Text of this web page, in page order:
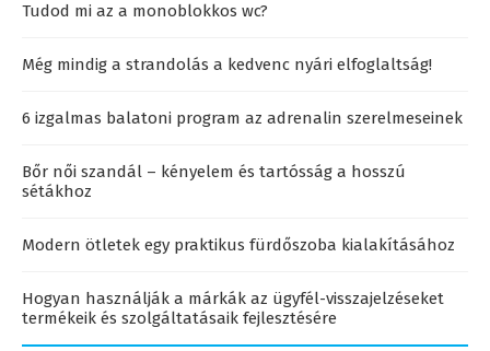
Tudod mi az a monoblokkos wc?
Még mindig a strandolás a kedvenc nyári elfoglaltság!
6 izgalmas balatoni program az adrenalin szerelmeseinek
Bőr női szandál – kényelem és tartósság a hosszú
sétákhoz
Modern ötletek egy praktikus fürdőszoba kialakításához
Hogyan használják a márkák az ügyfél-visszajelzéseket
termékeik és szolgáltatásaik fejlesztésére